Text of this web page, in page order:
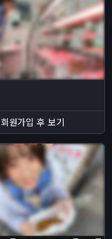
회원가입 후 보기